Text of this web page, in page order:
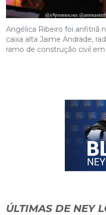
Angélica Ribeiro foi anfitriã
caixa alta Jaime Andrade,
ramo de construção civil em
ÚLTIMAS DE NEY